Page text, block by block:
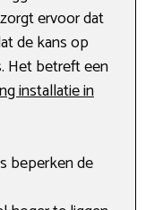
ervoor dat
de kans op
Het betreft een
installatie in
beperken de